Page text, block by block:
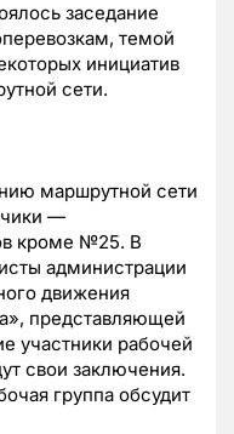
заседание
темой
инициатив
сети.
маршрутной сети
—
кроме №25. В
администрации
движения
представляющей
участники рабочей
свои заключения.
группа обсудит